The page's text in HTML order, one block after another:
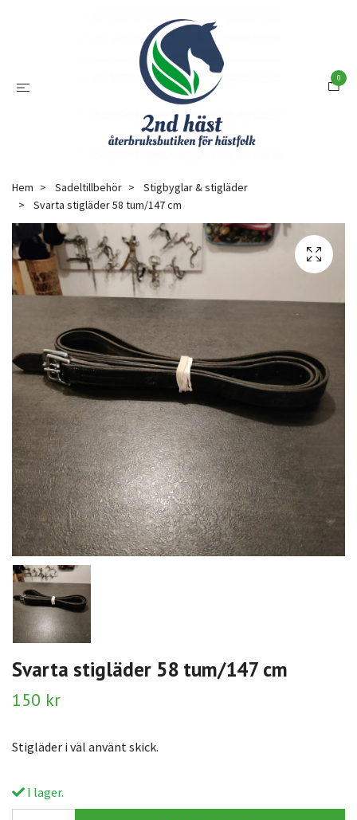
0
Hem Sadeltillbehör
Stigbyglar & stigläder
Svarta stigläder 58 tum/147 cm
Svarta stigläder 58 tum/147 cm
150 kr
Stigläder i väl använt skick.
I lager.